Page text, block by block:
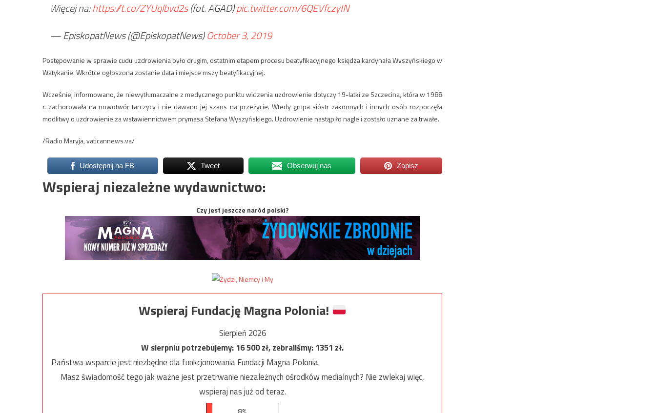
Więcej na:https://t.co/ZYUqlbvd2s(fot. AGAD)pic.twitter.com/6QEVfczyIN
— EpiskopatNews (@EpiskopatNews)October 3, 2019
Postępowanie w sprawie cudu uzdrowienia było drugim, ostatnim etapem procesu beatyfikacyjnego księdza kardynała Wyszyńskiego w
Watykanie. Wkrótce ogłoszona zostanie data i miejsce mszy beatyfikacyjnej.
Wcześniej informowano, że niewytłumaczalne z medycznego punktu widzenia uzdrowienie dotyczy 19-latki ze Szczecina, która w 1988
r. zachorowała na nowotwór tarczycy i nie dawano jej szans na przeżycie. Wtedy grupa sióstr zakonnych i innych osób rozpoczęła
modlitwy o uzdrowienie za wstawiennictwem prymasa Stefana Wyszyńskiego. Uzdrowienie nastąpiło nagle i zostało uznane za trwałe.
/Radio Maryja, vaticannews.va/
Udostępnij na FB Tweet Obserwuj nas Zapisz
Wspieraj niezależne wydawnictwo:
Czy jest jeszcze naród polski?
Wspieraj Fundację Magna Polonia!
Sierpień 2026
W sierpniu potrzebujemy:16 500zł, zebraliśmy:1351 zł.
Państwa wsparcie jest niezbędne dla funkcjonowania Fundacji Magna Polonia.
Masz świadomość tego jak ważne jest przetrwanie niezależnych ośrodków medialnych? Nie zwlekaj więc,
wspieraj nas już od teraz.